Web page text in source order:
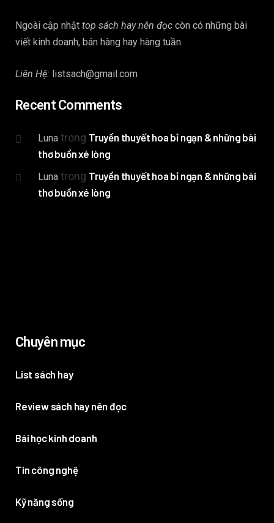
Ngoài cập nhật top sách hay nên đọc còn có những bài
viết kinh doanh, bán hàng hay hàng tuần.
Liên Hệ: listsach@gmail.com
Recent Comments
Luna trong Truyền thuyết hoa bỉ ngạn & những bài
thơ buồn xé lòng
Luna trong Truyền thuyết hoa bỉ ngạn & những bài
thơ buồn xé lòng
Chuyên mục
List sách hay
Review sách hay nên đọc
Bài học kinh doanh
Tin công nghệ
Kỹ năng sống